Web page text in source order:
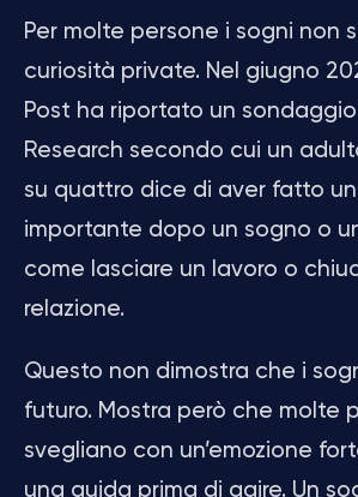
Per molte persone i sogni non
curiosità private. Nel giugno
Post ha riportato un sondaggio
Research secondo cui un
su quattro dice di aver fatto
importante dopo un sogno o
come lasciare un lavoro o
relazione.
Questo non dimostra che i
futuro. Mostra però che molte
svegliano con un’emozione
una guida prima di agire. Un